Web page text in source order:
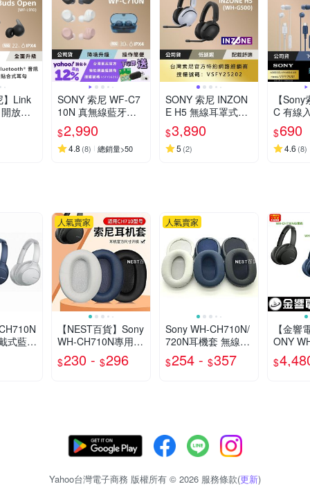
】Link
放式
SONY 索尼 WF-C7
10N 真無線藍牙耳
機 (公司貨 保固12
個月)
$2,990
4.8 (8) 總銷量>50
SONY 索尼 INZON
E H5 無線耳罩式電
競耳機 WH-G500
(公司貨 保固12個
月)
$3,890
5 (2)
【
C 有線
ER-
保固12
$690
4.6 (8)
式藍牙
人氣賣家
【NEST百貨】Sony
WH-CH710N專用耳
罩 透氣海綿套 耳機
保護套 舒適升級
$230 - $296
人氣賣家
Sony WH-CH710N/
720N耳機套 無線頭
戴式橢圓海綿耳罩
透氣舒適 替換套
$254 - $357
【金響
ONY
公司貨
藍牙耳
$
Yahoo台灣電子商務 版權所有 © 2026 服務條款(更新)